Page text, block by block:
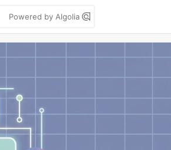
Powered by Algolia